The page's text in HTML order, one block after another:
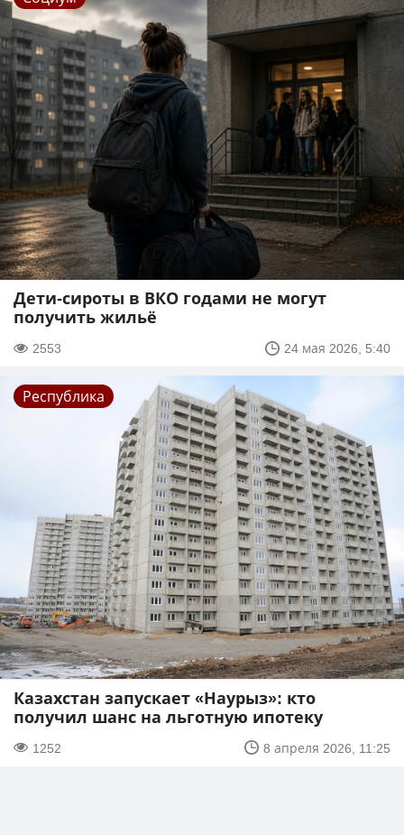
Дети-сироты в ВКО годами не могут
получить жильё
2553 24 мая 2026, 5:40
Республика
Казахстан запускает «Наурыз»: кто
получил шанс на льготную ипотеку
1252 8 апреля 2026, 11:25